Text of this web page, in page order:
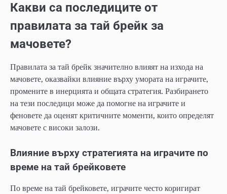
Какви са последиците от
правилата за тай брейк за
мачовете?
Правилата за тай брейк значително влияят на изхода на
мачовете, оказвайки влияние върху умората на играчите,
промените в инерцията и общата стратегия. Разбирането
на тези последици може да помогне на играчите и
феновете да оценят критичните моменти, които определят
мачовете с високи залози.
Влияние върху стратегията на играчите по
време на тай брейковете
По време на тай брейковете, играчите често коригират